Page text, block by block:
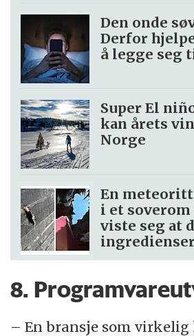
Den onde
Derfor
å legge seg
Super El
kan årets
Norge
En
i et soverom
viste seg at
8.
– En bransje som